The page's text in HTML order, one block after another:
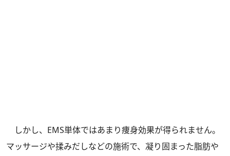
しかし、EMS単体ではあまり痩身効果が得られません。
マッサージや揉みだしなどの施術で、凝り固まった脂肪や